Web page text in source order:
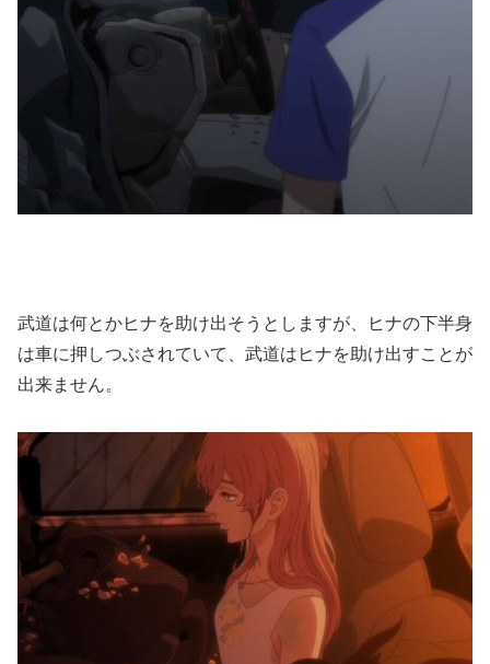
武道は何とかヒナを助け出そうとしますが、ヒナの下半身
は車に押しつぶされていて、武道はヒナを助け出すことが
出来ません。